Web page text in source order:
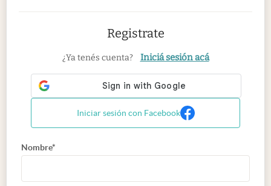
Registrate
¿Ya tenés cuenta? Iniciá sesión acá
Iniciar sesión con Facebook
Nombre*